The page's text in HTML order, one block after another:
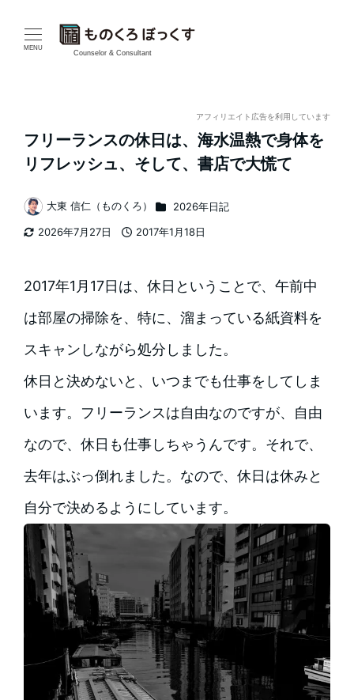
MENU
Counselor & Consultant
アフィリエイト広告を利用しています
フリーランスの休日は、海水温熱で身体を
リフレッシュ、そして、書店で大慌て
2026年7月27日
2017年1月18日
著
者
大東 信仁（ものくろ） カテゴリー
2026年日記
2017年1月17日は、休日ということで、午前中
は部屋の掃除を、特に、溜まっている紙資料を
スキャンしながら処分しました。
休日と決めないと、いつまでも仕事をしてしま
います。フリーランスは自由なのですが、自由
なので、休日も仕事しちゃうんです。それで、
去年はぶっ倒れました。なので、休日は休みと
自分で決めるようにしています。